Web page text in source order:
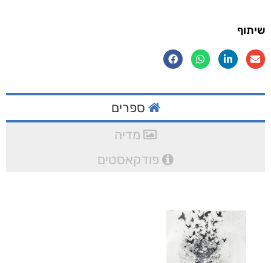
שיתוף
ספרים
מדיה
פודקאסטים